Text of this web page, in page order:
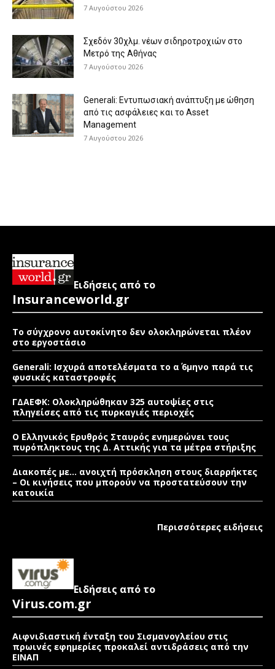
7 Αυγούστου 2026
Σχεδόν 30χλμ. νέων σιδηροτροχιών στο
Μετρό της Αθήνας
7 Αυγούστου 2026
Generali: Eντυπωσιακή ανάπτυξη με ώθηση
από τις ασφάλειες και το Asset
Management
7 Αυγούστου 2026
Ειδήσεις από το
Insuranceworld.gr
Το σύγχρονο αυτοκίνητο δεν ολοκληρώνεται πλέον
στο εργοστάσιο
Generali: Ισχυρά αποτελέσματα το α΄ 6μηνο παρά τις
φυσικές καταστροφές
ΓΔΑΕΦΚ: Ολοκληρώθηκαν 325 αυτοψίες στις
πληγείσες από τις πυρκαγιές περιοχές
Ο Ελληνικός Ερυθρός Σταυρός ενημερώνει τους
πυρόπληκτους της Δ. Αττικής για τα μέτρα στήριξης
Διακοπές με… ανοιχτή πρόσκληση στους διαρρήκτες
– Οι κινήσεις που μπορούν να προστατεύσουν την
κατοικία
Περισσότερες ειδήσεις
Ειδήσεις από το
Virus.com.gr
Αιφνιδιαστική ένταξη του Σισμανογλείου στις
πρωινές εφημερίες προκαλεί αντιδράσεις από την
ΕΙΝΑΠ